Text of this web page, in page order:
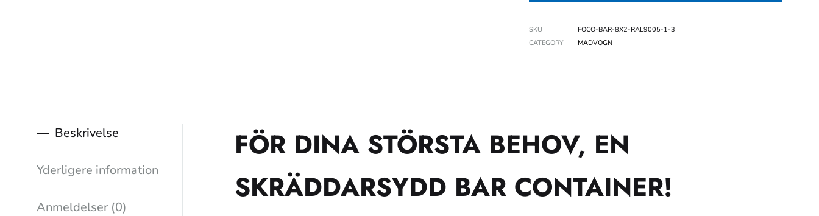
SKU
FOCO-BAR-8X2-RAL9005-1-3
CATEGORY
MADVOGN
Beskrivelse
Yderligere information
Anmeldelser (0)
FÖR DINA STÖRSTA BEHOV, EN
SKRÄDDARSYDD BAR CONTAINER!